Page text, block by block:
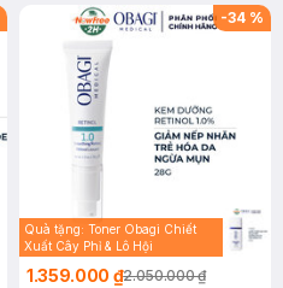
-34 %
Quà tặng: Toner Obagi Chiết
Xuất Cây Phỉ & Lô Hội
1.359.000 ₫2.050.000 ₫